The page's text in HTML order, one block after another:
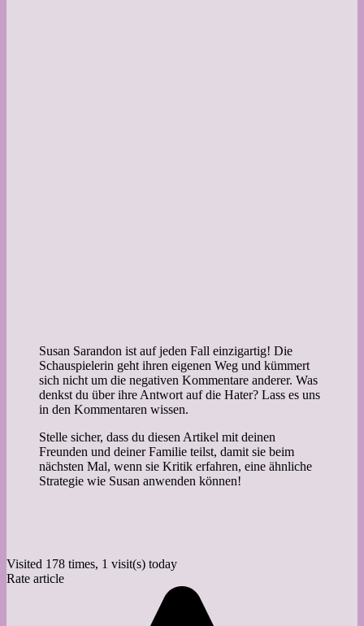
Susan Sarandon ist auf jeden Fall einzigartig! Die
Schauspielerin geht ihren eigenen Weg und kümmert
sich nicht um die negativen Kommentare anderer. Was
denkst du über ihre Antwort auf die Hater? Lass es uns
in den Kommentaren wissen.
Stelle sicher, dass du diesen Artikel mit deinen
Freunden und deiner Familie teilst, damit sie beim
nächsten Mal, wenn sie Kritik erfahren, eine ähnliche
Strategie wie Susan anwenden können!
Visited 178 times, 1 visit(s) today
Rate article